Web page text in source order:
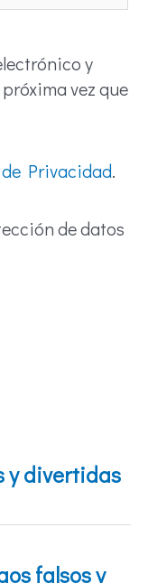
y
vez que
Privacidad.
de datos